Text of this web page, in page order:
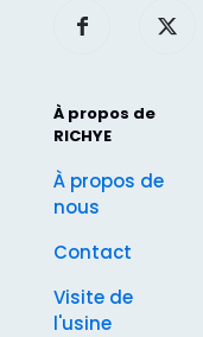
À propos de
RICHYE
À propos de
nous
Contact
Visite de
l'usine